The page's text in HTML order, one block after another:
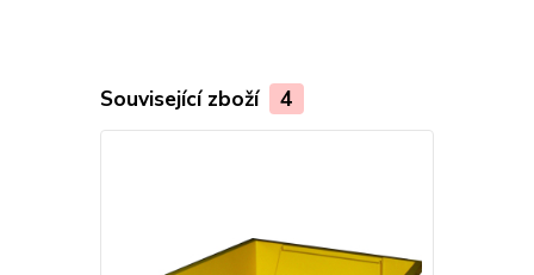
Související zboží 4